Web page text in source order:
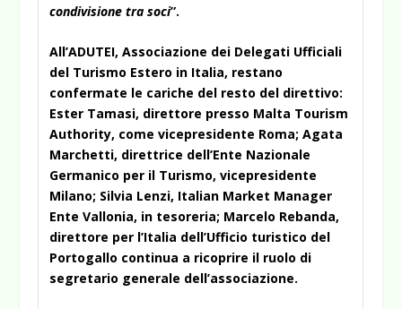
condivisione tra soci”.
All’ADUTEI, Associazione dei Delegati Ufficiali
del Turismo Estero in Italia, restano
confermate le cariche del resto del direttivo:
Ester Tamasi, direttore presso Malta Tourism
Authority, come vicepresidente Roma; Agata
Marchetti, direttrice dell’Ente Nazionale
Germanico per il Turismo, vicepresidente
Milano; Silvia Lenzi, Italian Market Manager
Ente Vallonia, in tesoreria; Marcelo Rebanda,
direttore per l’Italia dell’Ufficio turistico del
Portogallo continua a ricoprire il ruolo di
segretario generale dell’associazione.